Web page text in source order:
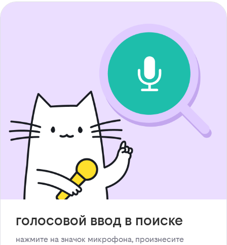
голосовой ввод в поиске
нажмите на значок микрофона, произнесите